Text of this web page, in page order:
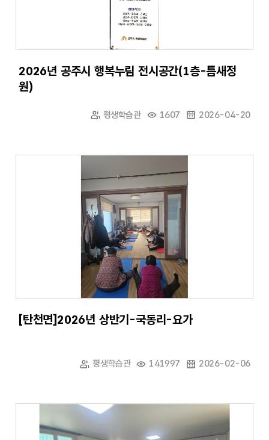
2026년 공주시 행복누림 전시공간(1층-틈새정
원)
평생학습관 1607 2026-04-20
[탄천면]2026년 상반기-국동리-요가
평생학습관 141997 2026-02-06